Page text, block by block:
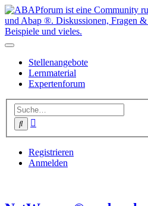
Stellenangebote
Lernmaterial
Expertenforum
Suche
Registrieren
Anmelden